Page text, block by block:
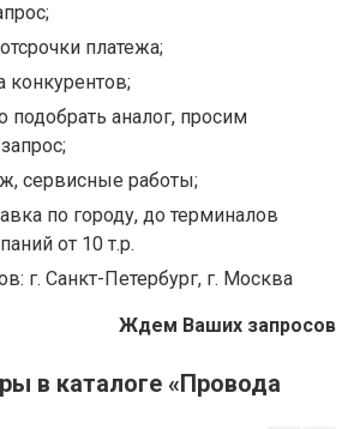
платежа;
конкурентов;
подобрать аналог, просим
сервисные работы;
по городу, до терминалов
от 10 т.р.
г. Санкт-Петербург, г. Москва
Ждем Ваших запросов
в каталоге «Провода